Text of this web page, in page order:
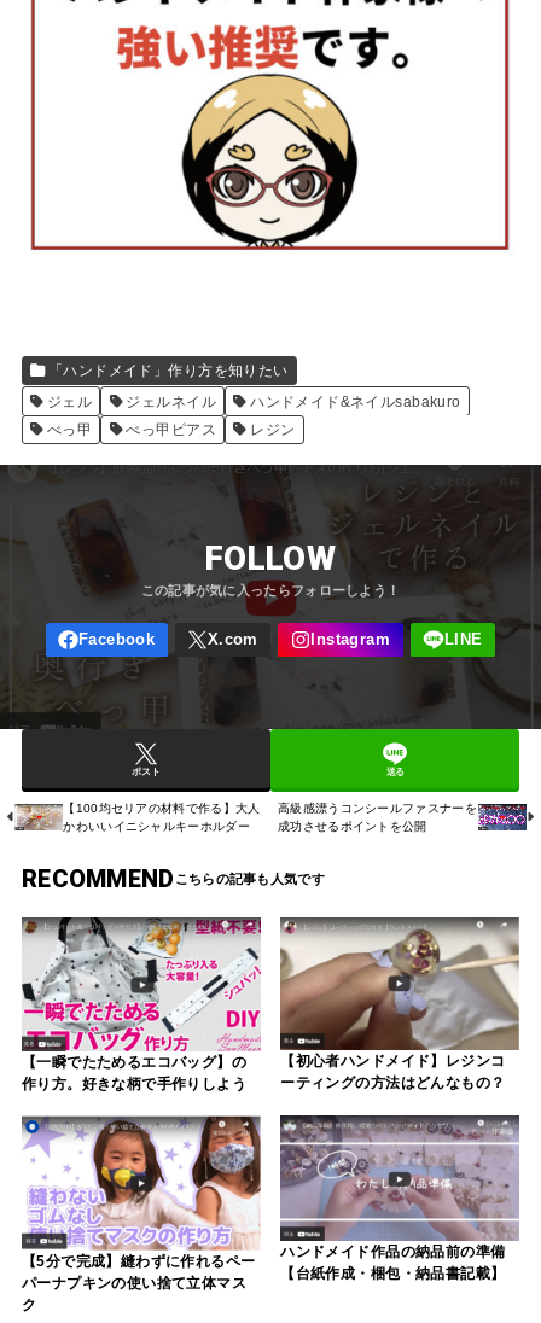
「ハンドメイド」作り方を知りたい
ジェル
ジェルネイル
ハンドメイド&ネイルsabakuro
べっ甲
べっ甲ピアス レジン
FOLLOW
ポスト 送る
【100均セリアの材料で作る】大人
かわいいイニシャルキーホルダー
高級感漂うコンシールファスナーを
成功させるポイントを公開
RECOMMEND
【一瞬でたためるエコバッグ】の
作り方。好きな柄で手作りしよう
【初心者ハンドメイド】レジンコ
ーティングの方法はどんなもの？
【5分で完成】縫わずに作れるペー
パーナプキンの使い捨て立体マス
ク
ハンドメイド作品の納品前の準備
【台紙作成・梱包・納品書記載】